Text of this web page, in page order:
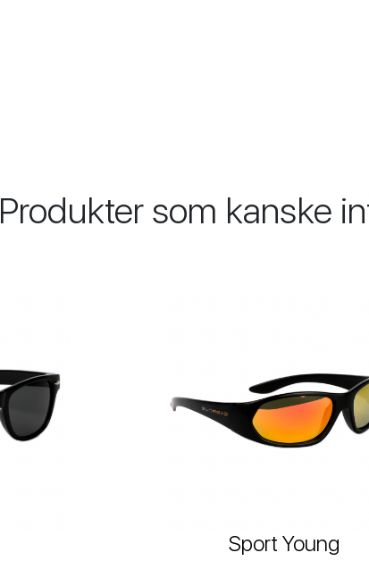
Produkter som kanske
Sport Young